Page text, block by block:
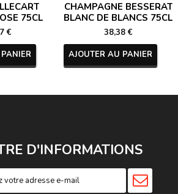
75CL
€
CHAMPAGNE BESSERAT
BLANC DE BLANCS 75CL
38,38 €
AJOUTER AU PANIER
D'INFORMATIONS